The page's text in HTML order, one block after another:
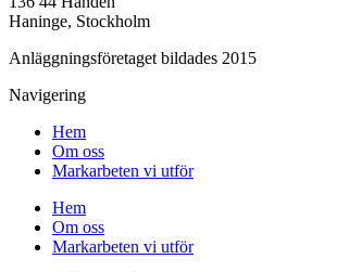
Haninge, Stockholm
Anläggningsföretaget bildades 2015
Navigering
Hem
Om oss
Markarbeten vi utför
Hem
Om oss
Markarbeten vi utför